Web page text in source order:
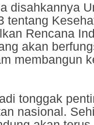
disahkannya
tentang
Rencana
akan
membangun
tonggak
nasional.